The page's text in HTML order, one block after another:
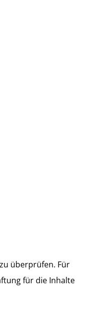
überprüfen. Für
für die Inhalte